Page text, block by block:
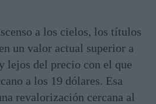
a los cielos, los títulos
un valor actual superior a
lejos del precio con el que
a los 19 dólares. Esa
revalorización cercana al